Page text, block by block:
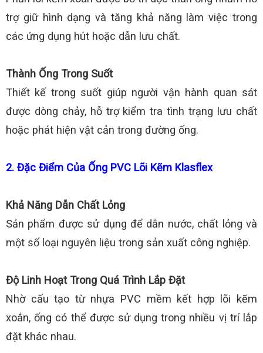
trợ giữ hình dạng và tăng khả năng làm việc trong
các ứng dụng hút hoặc dẫn lưu chất.
Thành Ống Trong Suốt
Thiết kế trong suốt giúp người vận hành quan sát
được dòng chảy, hỗ trợ kiểm tra tình trạng lưu chất
hoặc phát hiện vật cản trong đường ống.
2. Đặc Điểm Của Ống PVC Lõi Kẽm Klasflex
Khả Năng Dẫn Chất Lỏng
Sản phẩm được sử dụng để dẫn nước, chất lỏng và
một số loại nguyên liệu trong sản xuất công nghiệp.
Độ Linh Hoạt Trong Quá Trình Lắp Đặt
Nhờ cấu tạo từ nhựa PVC mềm kết hợp lõi kẽm
xoắn, ống có thể được sử dụng trong nhiều vị trí lắp
đặt khác nhau.